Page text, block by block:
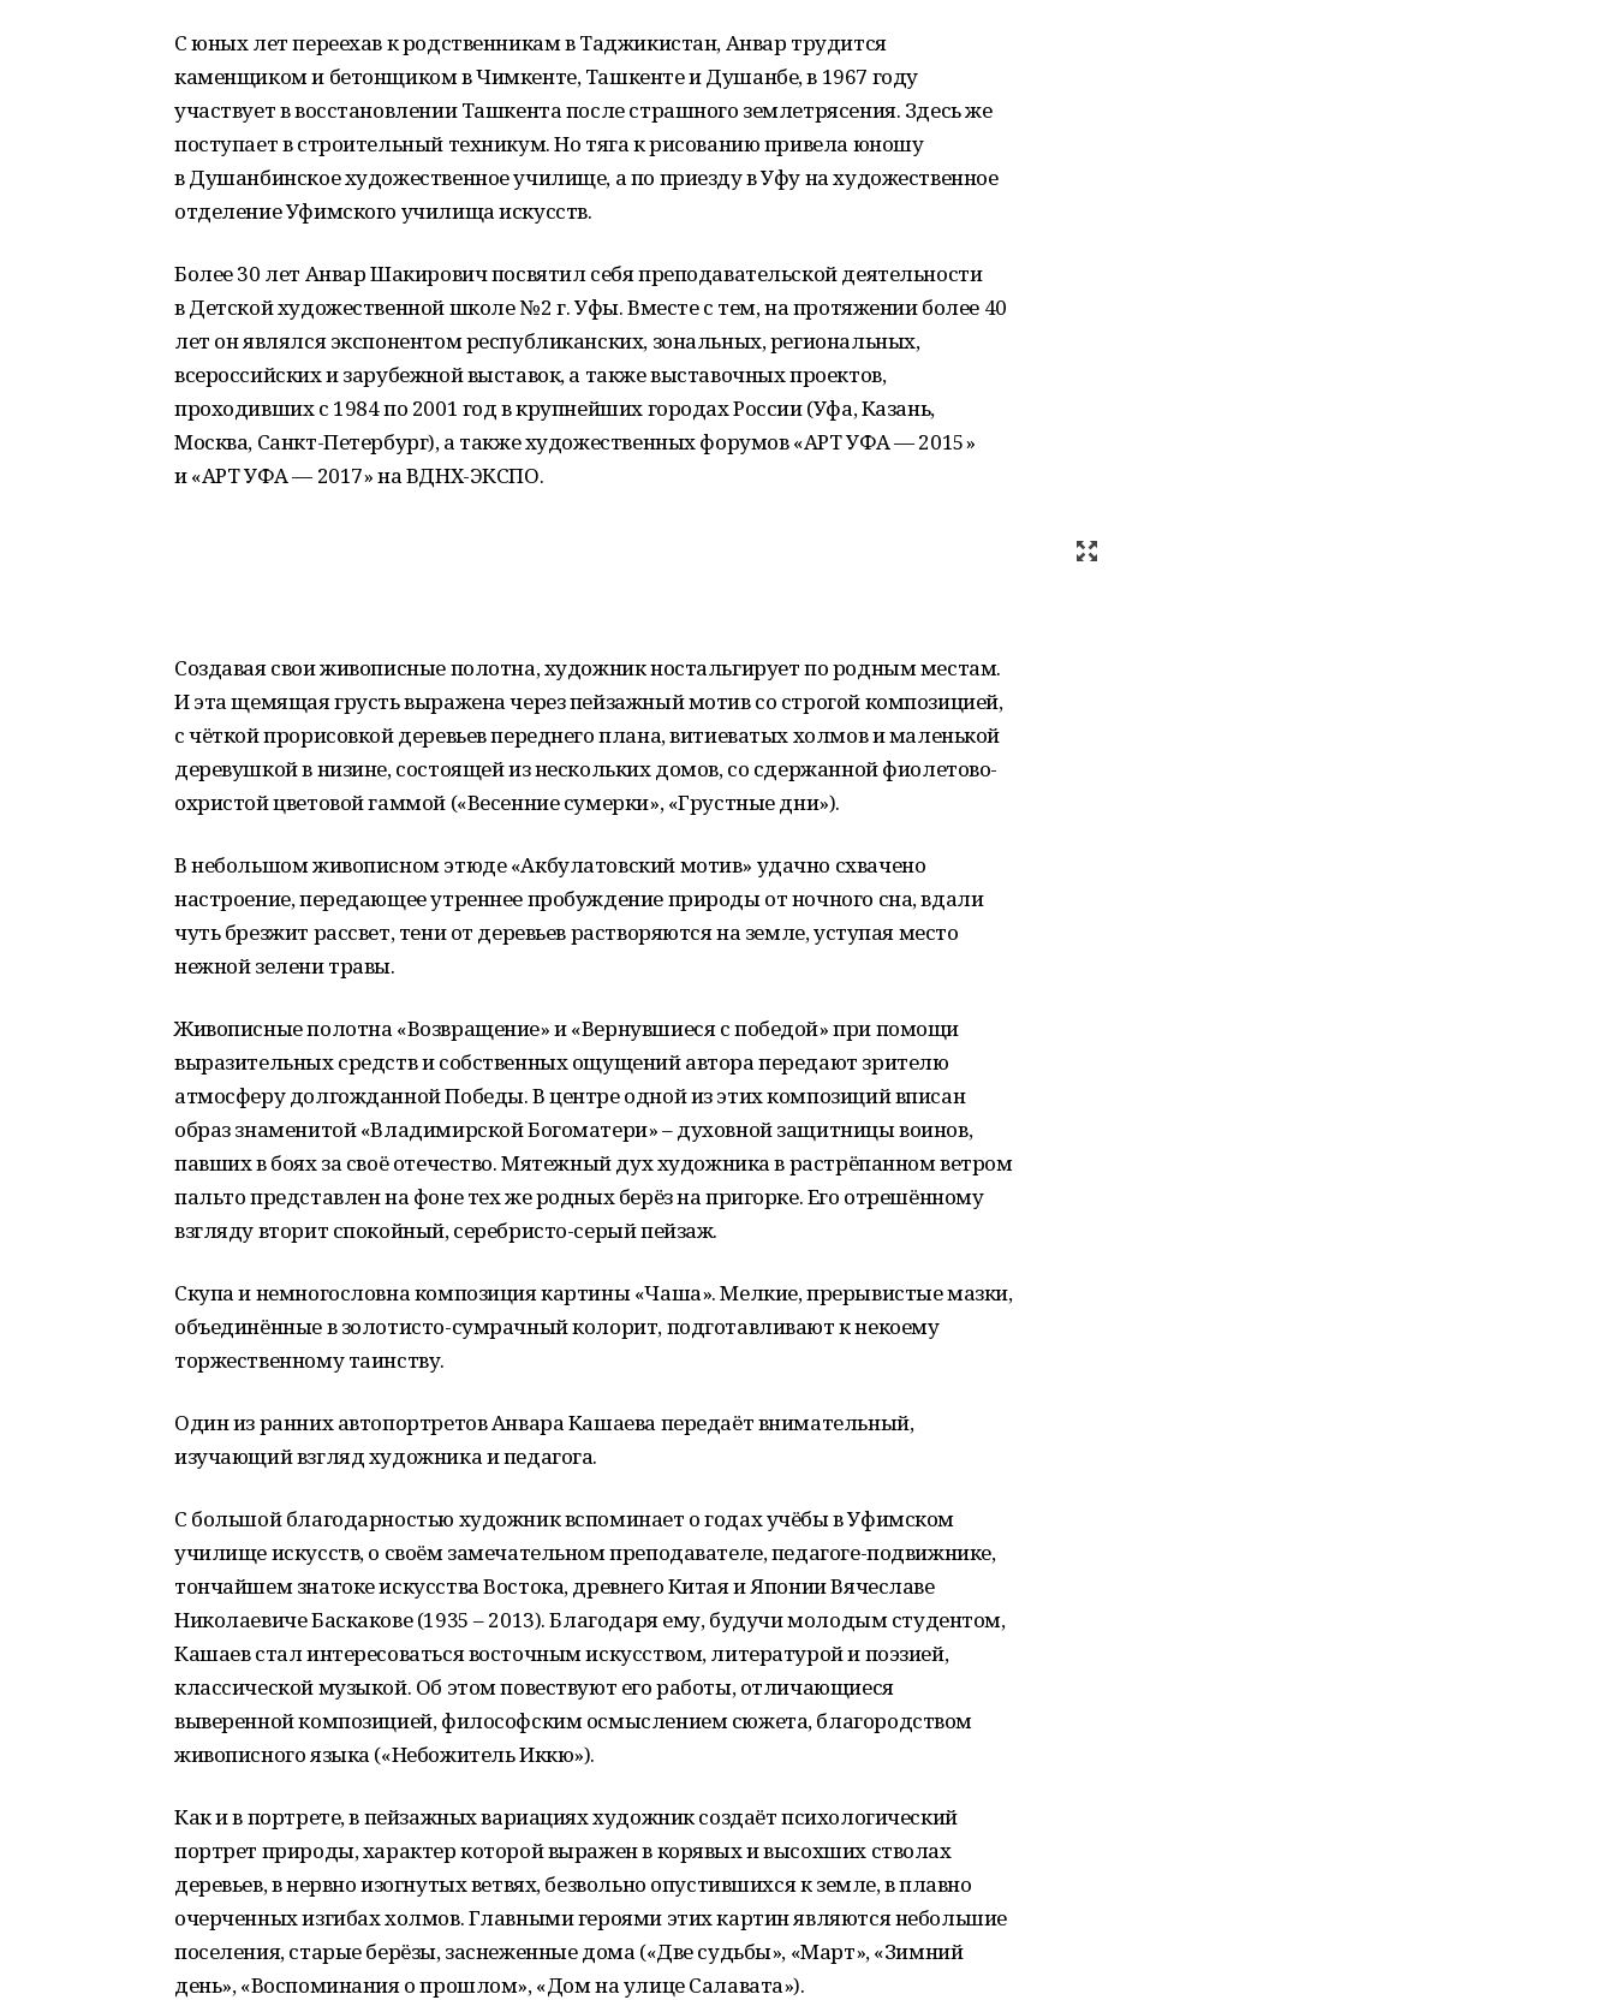
С юных лет переехав к родственникам в Таджикистан, Анвар трудится
каменщиком и бетонщиком в Чимкенте, Ташкенте и Душанбе, в 1967 году
участвует в восстановлении Ташкента после страшного землетрясения. Здесь же
поступает в строительный техникум. Но тяга к рисованию привела юношу
в Душанбинское художественное училище, а по приезду в Уфу на художественное
отделение Уфимского училища искусств.
Более 30 лет Анвар Шакирович посвятил себя преподавательской деятельности
в Детской художественной школе № 2 г. Уфы. Вместе с тем, на протяжении более 40
лет он являлся экспонентом республиканских, зональных, региональных,
всероссийских и зарубежной выставок, а также выставочных проектов,
проходивших с 1984 по 2001 год в крупнейших городах России (Уфа, Казань,
Москва, Санкт-Петербург), а также художественных форумов «АРТ УФА — 2015»
и «АРТ УФА — 2017» на ВДНХ-ЭКСПО.
Создавая свои живописные полотна, художник ностальгирует по родным местам.
И эта щемящая грусть выражена через пейзажный мотив со строгой композицией,
с чёткой прорисовкой деревьев переднего плана, витиеватых холмов и маленькой
деревушкой в низине, состоящей из нескольких домов, со сдержанной фиолетово-
охристой цветовой гаммой («Весенние сумерки», «Грустные дни»).
В небольшом живописном этюде «Акбулатовский мотив» удачно схвачено
настроение, передающее утреннее пробуждение природы от ночного сна, вдали
чуть брезжит рассвет, тени от деревьев растворяются на земле, уступая место
нежной зелени травы.
Живописные полотна «Возвращение» и «Вернувшиеся с победой» при помощи
выразительных средств и собственных ощущений автора передают зрителю
атмосферу долгожданной Победы. В центре одной из этих композиций вписан
образ знаменитой «Владимирской Богоматери» – духовной защитницы воинов,
павших в боях за своё отечество. Мятежный дух художника в растрёпанном ветром
пальто представлен на фоне тех же родных берёз на пригорке. Его отрешённому
взгляду вторит спокойный, серебристо-серый пейзаж.
Скупа и немногословна композиция картины «Чаша». Мелкие, прерывистые мазки,
объединённые в золотисто-сумрачный колорит, подготавливают к некоему
торжественному таинству.
Один из ранних автопортретов Анвара Кашаева передаёт внимательный,
изучающий взгляд художника и педагога.
С большой благодарностью художник вспоминает о годах учёбы в Уфимском
училище искусств, о своём замечательном преподавателе, педагоге-подвижнике,
тончайшем знатоке искусства Востока, древнего Китая и Японии Вячеславе
Николаевиче Баскакове (1935 – 2013). Благодаря ему, будучи молодым студентом,
Кашаев стал интересоваться восточным искусством, литературой и поэзией,
классической музыкой. Об этом повествуют его работы, отличающиеся
выверенной композицией, философским осмыслением сюжета, благородством
живописного языка («Небожитель Иккю»).
Как и в портрете, в пейзажных вариациях художник создаёт психологический
портрет природы, характер которой выражен в корявых и высохших стволах
деревьев, в нервно изогнутых ветвях, безвольно опустившихся к земле, в плавно
очерченных изгибах холмов. Главными героями этих картин являются небольшие
поселения, старые берёзы, заснеженные дома («Две судьбы», «Март», «Зимний
день», «Воспоминания о прошлом», «Дом на улице Салавата»).